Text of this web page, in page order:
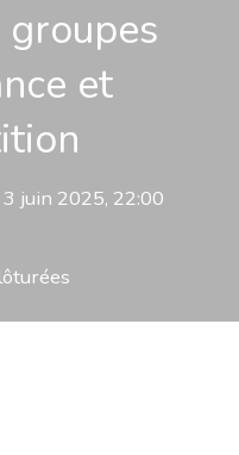
et
juin 2025, 22:00